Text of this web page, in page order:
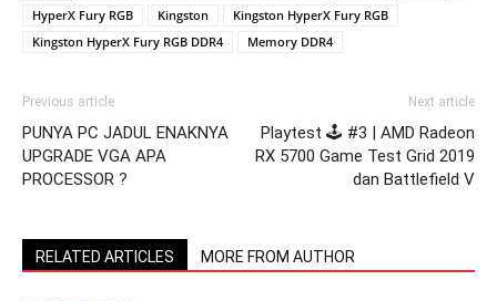
HyperX Fury RGB
Kingston
Kingston HyperX Fury RGB
Kingston HyperX Fury RGB DDR4
Memory DDR4
Previous article
PUNYA PC JADUL ENAKNYA
UPGRADE VGA APA
PROCESSOR ?
Next article
Playtest 🕹️ #3 | AMD Radeon
RX 5700 Game Test Grid 2019
dan Battlefield V
RELATED ARTICLES MORE FROM AUTHOR